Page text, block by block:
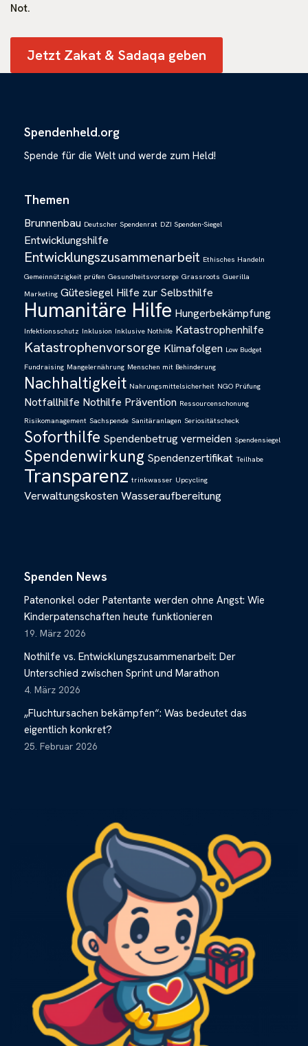
Not.
Jetzt Zakat & Sadaqa geben
Spendenheld.org
Spende für die Welt und werde zum Held!
Themen
Brunnenbau Deutscher Spendenrat DZI Spenden-Siegel
Entwicklungshilfe
Entwicklungszusammenarbeit Ethisches Handeln
Gemeinnützigkeit prüfen Gesundheitsvorsorge Grassroots Guerilla
Marketing Gütesiegel Hilfe zur Selbsthilfe
Humanitäre Hilfe Hungerbekämpfung
Infektionsschutz Inklusion Inklusive Nothilfe Katastrophenhilfe
Katastrophenvorsorge Klimafolgen Low Budget
Fundraising Mangelernährung Menschen mit Behinderung
Nachhaltigkeit Nahrungsmittelsicherheit NGO Prüfung
Notfallhilfe Nothilfe Prävention Ressourcenschonung
Risikomanagement Sachspende Sanitäranlagen Seriositätscheck
Soforthilfe Spendenbetrug vermeiden Spendensiegel
Spendenwirkung Spendenzertifikat Teilhabe
Transparenz trinkwasser Upcycling
Verwaltungskosten Wasseraufbereitung
Spenden News
Patenonkel oder Patentante werden ohne Angst: Wie
Kinderpatenschaften heute funktionieren
19. März 2026
Nothilfe vs. Entwicklungszusammenarbeit: Der
Unterschied zwischen Sprint und Marathon
4. März 2026
„Fluchtursachen bekämpfen“: Was bedeutet das
eigentlich konkret?
25. Februar 2026